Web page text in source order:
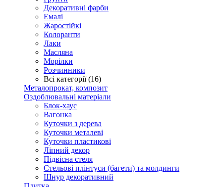
Декоративні фарби
Емалі
Жаростійкі
Колоранти
Лаки
Масляна
Морілки
Розчинники
Всі категорії (16)
Металопрокат, композит
Оздоблювальні матеріали
Блок-хаус
Вагонка
Куточки з дерева
Куточки металеві
Куточки пластикові
Ліпний декор
Підвісна стеля
Стельові плінтуси (багети) та молдинги
Шнур декоративний